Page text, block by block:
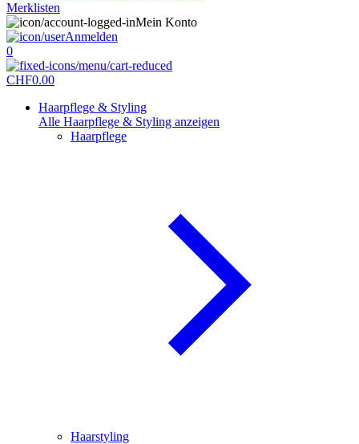
Merklisten
Mein Konto
Anmelden
0
CHF0.00
Haarpflege & Styling
Alle Haarpflege & Styling anzeigen
Haarpflege
Haarstyling